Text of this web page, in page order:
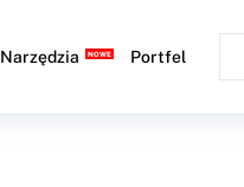
Narzędzia Portfel